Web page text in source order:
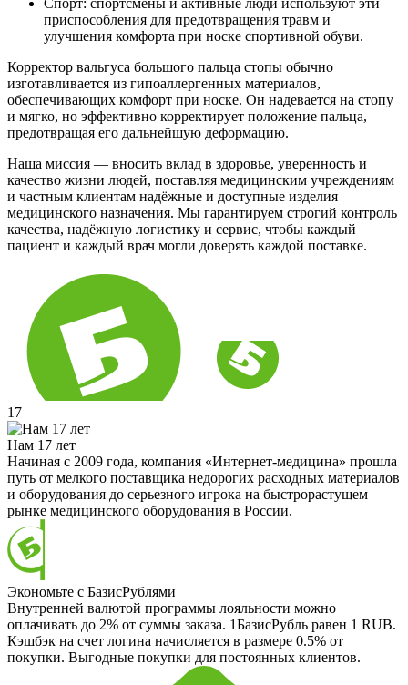
приспособления для предотвращения травм и
улучшения комфорта при носке спортивной обуви.
Корректор вальгуса большого пальца стопы обычно
изготавливается из гипоаллергенных материалов,
обеспечивающих комфорт при носке. Он надевается на стопу
и мягко, но эффективно корректирует положение пальца,
предотвращая его дальнейшую деформацию.
Наша миссия — вносить вклад в здоровье, уверенность и
качество жизни людей, поставляя медицинским учреждениям
и частным клиентам надёжные и доступные изделия
медицинского назначения. Мы гарантируем строгий контроль
качества, надёжную логистику и сервис, чтобы каждый
пациент и каждый врач могли доверять каждой поставке.
17
Нам 17 лет
Начиная с 2009 года, компания «Интернет-медицина» прошла
путь от мелкого поставщика недорогих расходных материалов
и оборудования до серьезного игрока на быстрорастущем
рынке медицинского оборудования в России.
Экономьте с БазисРублями
Внутренней валютой программы лояльности можно
оплачивать до 2% от суммы заказа. 1БазисРубль равен 1 RUB.
Кэшбэк на счет логина начисляется в размере 0.5% от
покупки. Выгодные покупки для постоянных клиентов.